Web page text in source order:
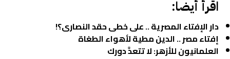
اقرأ أيضا:
دار الإفتاء المصرية .. على خطى حقد النصارى؟!
إفتاء مصر .. الدين مطية لأهواء الطغاة
العلمانيون للأزهر: لا تتعدَّ دورك